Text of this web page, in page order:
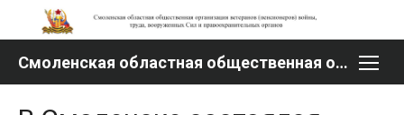
Перейти
содержимому
Смоленская областная общественная организация ветеранов (пенсионеров) войны, труда, вооруженных Сил и правоохранительных органов